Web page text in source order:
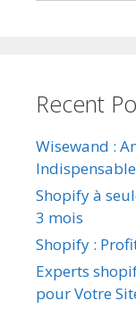
Recent
Wisewand :
Shopify à
3 mois
Shopify :
Experts
pour Votre